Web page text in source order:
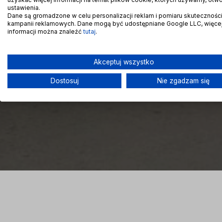
ustawienia.
Dane są gromadzone w celu personalizacji reklam i pomiaru skuteczności
kampanii reklamowych. Dane mogą być udostępniane Google LLC,
informacji można znaleźćtutaj.
Akceptuj wszystko
Dostosuj Nie zgadzam się